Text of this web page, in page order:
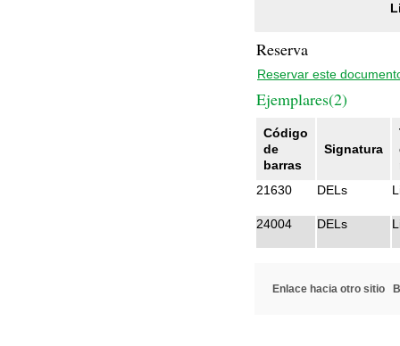
Reserva
Reservar este
Ejemplares(2)
Código
de
barras
Signatura
21630
DELs
24004 DELs
Enlace hacia otro sitio